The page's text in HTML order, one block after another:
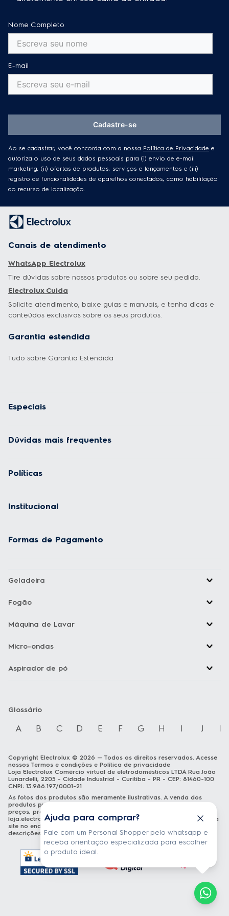
Ajuda para comprar?
Fale com um Personal Shopper pelo whatsapp e
receba orientação especializada para escolher
o produto ideal.
Nome Completo
E-mail
Ao se cadastrar, você concorda com a nossa Política de Privacidade e
autoriza o uso de seus dados pessoais para (i) envio de e-mail
marketing, (ii) ofertas de produtos, serviços e lançamentos e (iii)
registro de funcionalidades de aparelhos conectados, como habilitação
do recurso de localização.
Cadastre-se
Canais de atendimento
WhatsApp Electrolux
Tire dúvidas sobre nossos produtos ou sobre seu pedido.
Electrolux Cuida
Solicite atendimento, baixe guias e manuais, e tenha dicas e
conteúdos exclusivos sobre os seus produtos.
Garantia estendida
Tudo sobre Garantia Estendida
Especiais
Dúvidas mais frequentes
Políticas
Institucional
Formas de Pagamento
Geladeira
Fogão
Máquina de Lavar
Micro-ondas
Aspirador de pó
Glossário
A B C D E F G H I J K
Copyright Electrolux © 2026 — Todos os direitos reservados. Acesse
nossos Termos e condições e Política de privacidade
Loja Electrolux Comércio virtual de eletrodomésticos LTDA Rua João
Lunardelli, 2205 - Cidade Industrial - Curitiba - PR - CEP: 81460-100
CNPJ: 13.986.197/0001-21
As fotos dos produtos são meramente ilustrativas. A venda dos
produtos publicados está sujeita a disponibilidade de estoque. Os
preços, promoções e formas de pagamento publicados em
loja.electrolux.com.br
estão válidos exclusivamente para compra via
site no endereço mencionado. As especificações técnicas e
descrições estão sujeitas a alterações sem aviso prévio.